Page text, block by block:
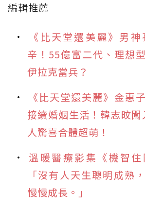
編輯推薦
《比天堂還美麗》男
辛！55億富二代、理想
伊拉克當兵？
《比天堂還美麗》金惠
接續婚姻生活！韓志旼
人驚喜合體超萌！
溫暖醫療影集《機智住
「沒有人天生聰明成熟
慢慢成長。」